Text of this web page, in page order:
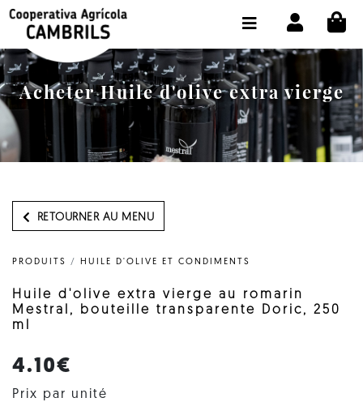
Acheter Huile d'olive extra vierge
RETOURNER AU MENU
PRODUITS / HUILE D'OLIVE ET CONDIMENTS
Huile d'olive extra vierge au romarin
Mestral, bouteille transparente Doric, 250
ml
4.10€
Prix par unité
BOUTIQUE ACHETER EN LIGNE
LA COOPÉRATIVE
OLEOTOUR
PRODUITS
NOTRE HUILE
CHOISIR LA LANGUE: